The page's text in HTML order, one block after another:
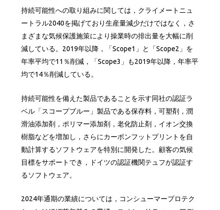
持続可能性への取り組みに関しては，クライメートニュ
ートラル2040を掲げており生産量減少だけではなく，さ
まざまな気候保護施策により操業時の排出量を大幅に削
減している。2019年以降，「Scope1」と「Scope2」を
年率平均で11％削減，「Scope3」も2019年以降，年率平
均で14％削減している。
持続可能性を備えた製品であることを示す同社の認証ラ
ベル「スコープブルー」製品である保存料，可塑剤，潤
滑油添加剤，ポリマー添加剤，老化防止剤，イオン交換
樹脂などを増加し，さらにカーボンフットプリントを自
動計算するソフトウェアを特別に開発した。顧客の気候
目標をサポートでき，ドイツの認証機関テュフが認証す
るソフトウェア。
2024年通期の業績については，コンシューマープロテク